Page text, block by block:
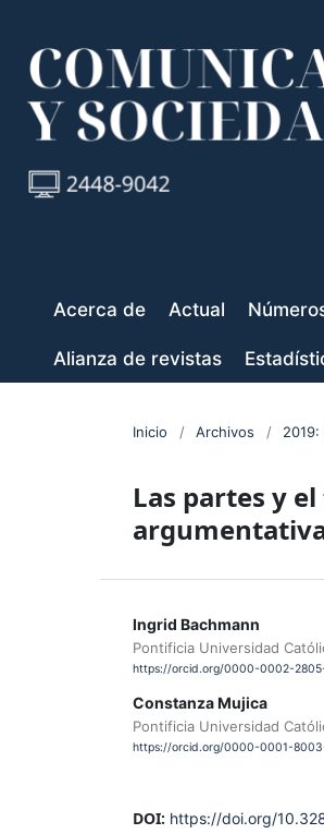
Acerca de Actual
Alianza de revistas
Inicio / Archivos / 2019:
Las partes y
Ingrid Bachmann
Pontificia Universidad
https://orcid.org/0000-0002-
Constanza Mujica
Pontificia Universidad
https://orcid.org/0000-0001-
DOI: https://doi.org/